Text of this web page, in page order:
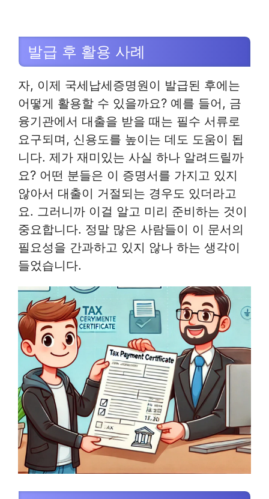
발급 후 활용 사례
자, 이제 국세납세증명원이 발급된 후에는
어떻게 활용할 수 있을까요? 예를 들어, 금
융기관에서 대출을 받을 때는 필수 서류로
요구되며, 신용도를 높이는 데도 도움이 됩
니다. 제가 재미있는 사실 하나 알려드릴까
요? 어떤 분들은 이 증명서를 가지고 있지
않아서 대출이 거절되는 경우도 있더라고
요. 그러니까 이걸 알고 미리 준비하는 것이
중요합니다. 정말 많은 사람들이 이 문서의
필요성을 간과하고 있지 않나 하는 생각이
들었습니다.